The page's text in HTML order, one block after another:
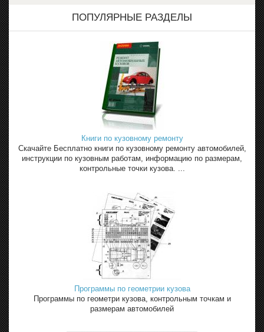
ПОПУЛЯРНЫЕ РАЗДЕЛЫ
Книги по кузовному ремонту
Скачайте Бесплатно книги по кузовному ремонту автомобилей,
инструкции по кузовным работам, информацию по размерам,
контрольные точки кузова. ...
Программы по геометрии кузова
Программы по геометри кузова, контрольным точкам и
размерам автомобилей